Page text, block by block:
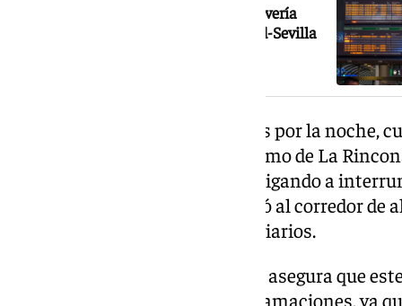
Caos total en la red ferroviaria: una avería
eléctrica paraliza la conexión Madrid-Sevilla
La avería se produjo este martes por la noche,
cayó sobre la catenaria en el tramo de La
infraestructura ferroviaria y obligando a
circulación. La incidencia afectó al corredor de
también a otros servicios ferroviarios.
Tras lo ocurrido, Daniela García asegura que
para presentar una hoja de reclamaciones, ya